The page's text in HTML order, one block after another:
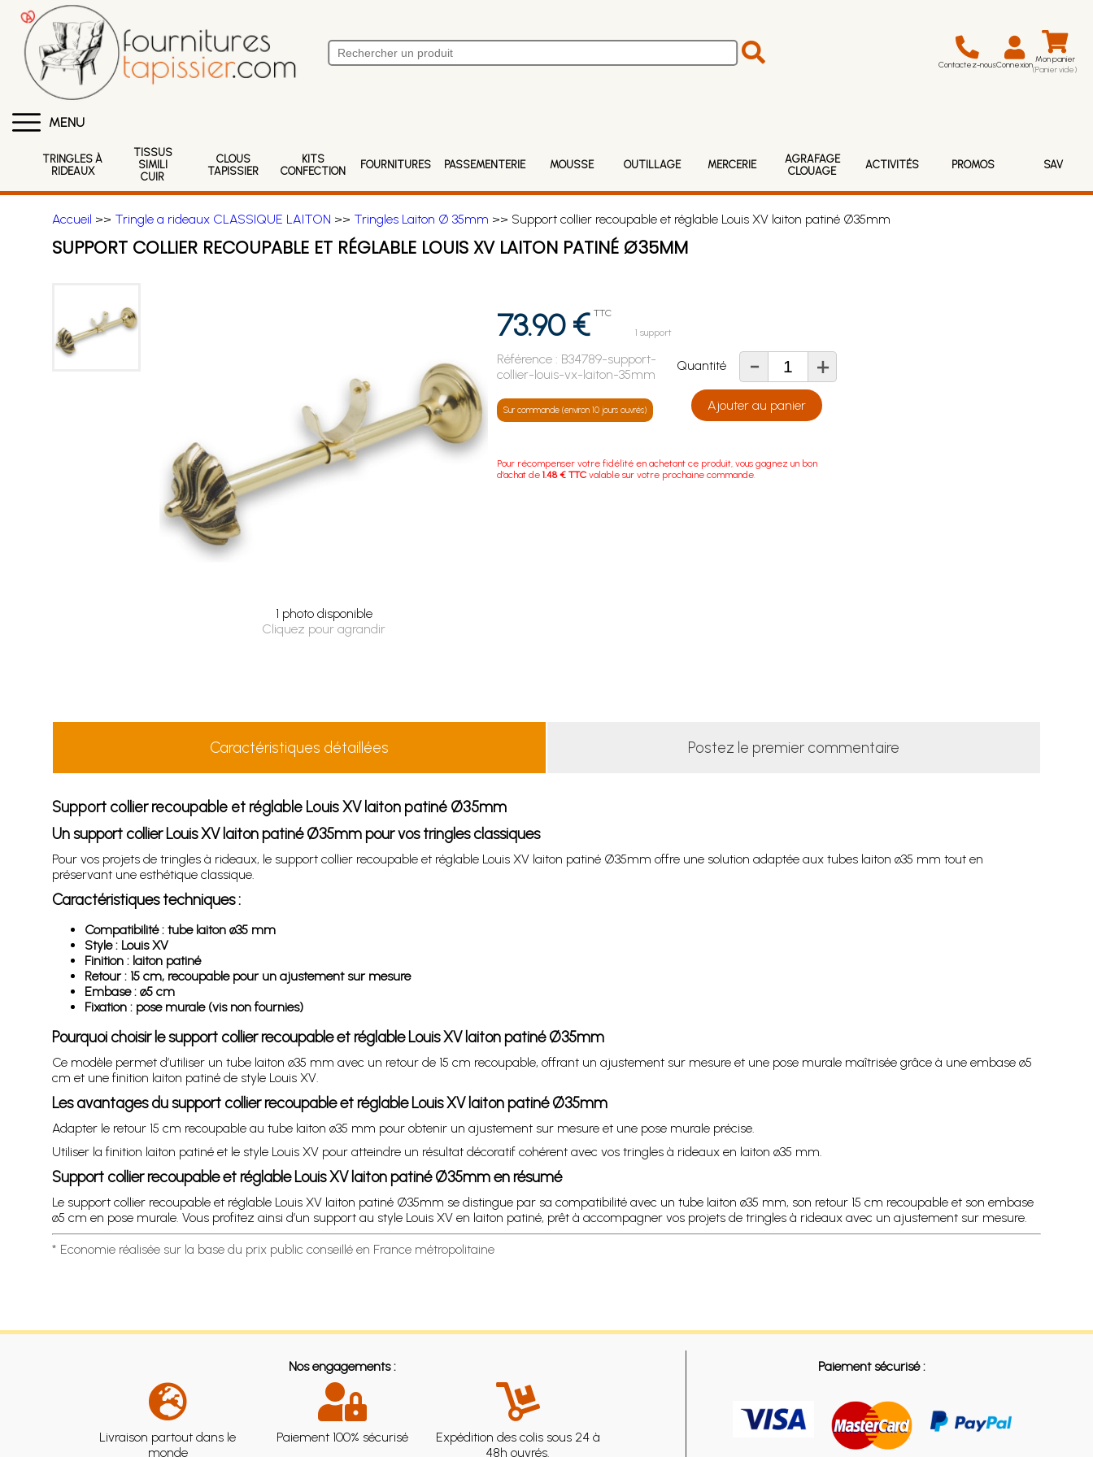
Contactez-nousConnexion Mon panier
(Panier vide)
MENU
TRINGLES À
RIDEAUX
TISSUS
SIMILI
CUIR
CLOUS
TAPISSIER
KITS
CONFECTION
FOURNITURES PASSEMENTERIE MOUSSE OUTILLAGE MERCERIE
AGRAFAGE
CLOUAGE
ACTIVITÉS PROMOS SAV
Accueil >> Tringle a rideaux CLASSIQUE LAITON >> Tringles Laiton Ø 35mm >> Support collier recoupable et réglable Louis XV laiton patiné Ø35mm
SUPPORT COLLIER RECOUPABLE ET RÉGLABLE LOUIS XV LAITON PATINÉ Ø35MM
1 photo disponible
Cliquez pour agrandir
73.90 € TTC
1 support
Référence : B34789-support-
collier-louis-vx-laiton-35mm
Sur commande (environ 10 jours ouvrés)
Quantité - +
Ajouter au panier
Pour récompenser votre fidélité en achetant ce produit, vous gagnez un bon
d'achat de1.48 € TTC valable sur votre prochaine commande.
Caractéristiques détaillées Postez le premier commentaire
Support collier recoupable et réglable Louis XV laiton patiné Ø35mm
Un support collier Louis XV laiton patiné Ø35mm pour vos tringles classiques
Pour vos projets de tringles à rideaux, le support collier recoupable et réglable Louis XV laiton patiné Ø35mm offre une solution adaptée aux tubes laiton ø35 mm tout en
préservant une esthétique classique.
Caractéristiques techniques :
Compatibilité : tube laiton ø35 mm
Style : Louis XV
Finition : laiton patiné
Retour : 15 cm, recoupable pour un ajustement sur mesure
Embase : ø5 cm
Fixation : pose murale (vis non fournies)
Pourquoi choisir le support collier recoupable et réglable Louis XV laiton patiné Ø35mm
Ce modèle permet d’utiliser un tube laiton ø35 mm avec un retour de 15 cm recoupable, offrant un ajustement sur mesure et une pose murale maîtrisée grâce à une embase ø5
cm et une finition laiton patiné de style Louis XV.
Les avantages du support collier recoupable et réglable Louis XV laiton patiné Ø35mm
Adapter le retour 15 cm recoupable au tube laiton ø35 mm pour obtenir un ajustement sur mesure et une pose murale précise.
Utiliser la finition laiton patiné et le style Louis XV pour atteindre un résultat décoratif cohérent avec vos tringles à rideaux en laiton ø35 mm.
Support collier recoupable et réglable Louis XV laiton patiné Ø35mm en résumé
Le support collier recoupable et réglable Louis XV laiton patiné Ø35mm se distingue par sa compatibilité avec un tube laiton ø35 mm, son retour 15 cm recoupable et son embase
ø5 cm en pose murale. Vous profitez ainsi d’un support au style Louis XV en laiton patiné, prêt à accompagner vos projets de tringles à rideaux avec un ajustement sur mesure.
* Economie réalisée sur la base du prix public conseillé en France métropolitaine
Nos engagements :
Livraison partout dans le
monde
Paiement 100% sécurisé
Expédition des colis sous 24 à
48h ouvrés.
Paiement sécurisé :